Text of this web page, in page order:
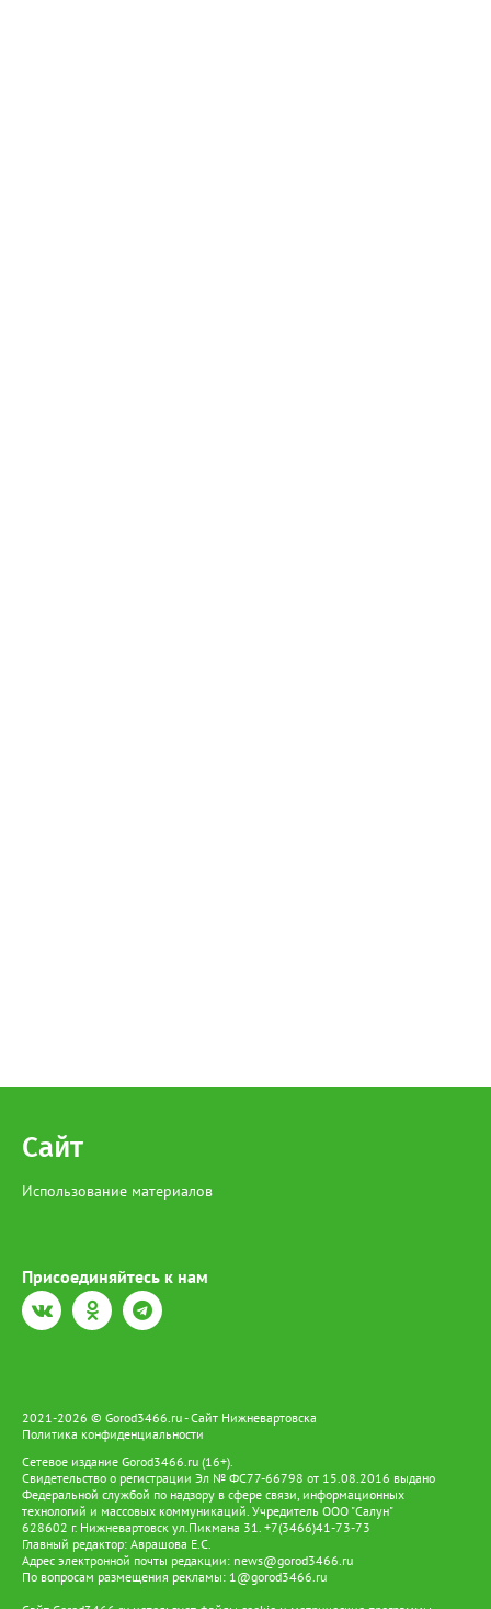
Сайт
Использование материалов
Присоединяйтесь к нам
2021-2026 © Gorod3466.ru - Сайт Нижневартовска
Политика конфиденциальности
Сетевое издание Gorod3466.ru (16+).
Свидетельство о регистрации Эл № ФС77-66798 от 15.08.2016 выдано
Федеральной службой по надзору в сфере связи, информационных
технологий и массовых коммуникаций. Учредитель ООО "Салун"
628602 г. Нижневартовск ул.Пикмана 31. +7(3466)41-73-73
Главный редактор: Аврашова Е.С.
Адрес электронной почты редакции: news@gorod3466.ru
По вопросам размещения рекламы: 1@gorod3466.ru